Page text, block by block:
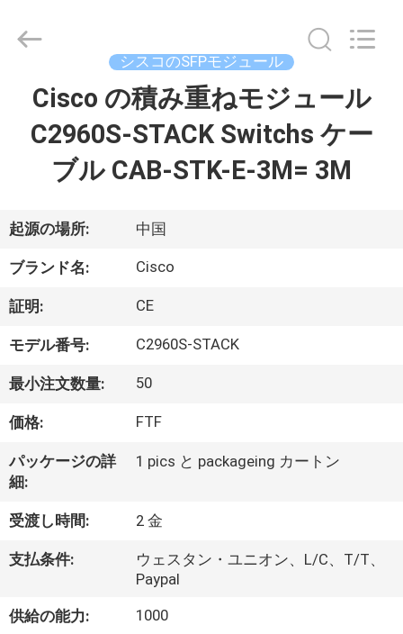
品
ビ
デ
オ
わ
た
ち
に
LonRise
Equipment
シスコのSFPモジュール
Cisco の積み重ねモジュール
C2960S-STACK Switchs ケー
ブル CAB-STK-E-3M= 3M
起源の場所: 中国
ブランド名: Cisco
証明: CE
モデル番号: C2960S-STACK
最小注文数量: 50
価格: FTF
パッケージの詳
細:
1 pics と packageing カートン
受渡し時間: 2 金
支払条件:
ウェスタン・ユニオン、L/C、T/T、
Paypal
供給の能力: 1000